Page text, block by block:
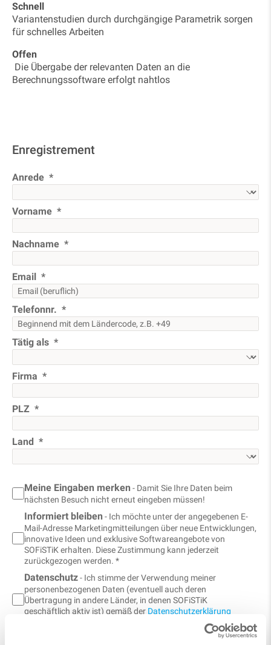
Schnell
Variantenstudien durch durchgängige Parametrik sorgen
für schnelles Arbeiten
Offen
Die Übergabe der relevanten Daten an die
Berechnungssoftware erfolgt nahtlos
Enregistrement
Anrede
Vorname
Nachname
Email
Telefonnr.
Tätig als
Firma
PLZ
Land
Meine Eingaben merken - Damit Sie Ihre Daten beim
nächsten Besuch nicht erneut eingeben müssen!
Informiert bleiben - Ich möchte unter der angegebenen E-
Mail-Adresse Marketingmitteilungen über neue Entwicklungen,
innovative Ideen und exklusive Softwareangebote von
SOFiSTiK erhalten. Diese Zustimmung kann jederzeit
zurückgezogen werden. *
Datenschutz- Ich stimme der Verwendung meiner
personenbezogenen Daten (eventuell auch deren
Übertragung in andere Länder, in denen SOFiSTiK
geschäftlich aktiv ist) gemäß der Datenschutzerklärung